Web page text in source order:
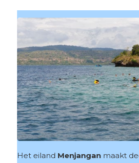
Het eiland Menjangan maakt